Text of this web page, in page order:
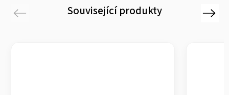
Související produkty
Previous Next